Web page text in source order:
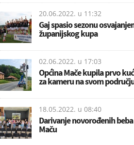
20.06.2022. u 11:32
Gaj spasio sezonu
županijskog kupa
02.06.2022. u 17:03
Općina Mače kupila prvo
za kameru na svom
18.05.2022. u 08:40
Darivanje novorođenih
Maču